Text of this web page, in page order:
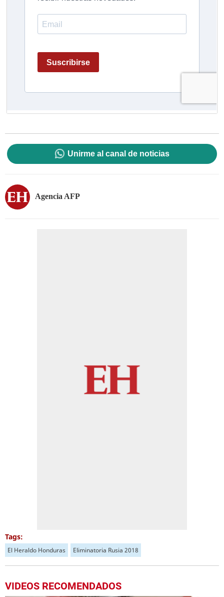
Unirme al canal de noticias
Agencia AFP
Tags:
El Heraldo Honduras Eliminatoria Rusia 2018
VIDEOS RECOMENDADOS